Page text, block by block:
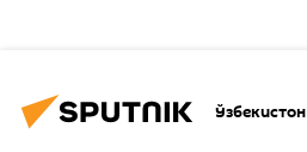
Ўзбекистон